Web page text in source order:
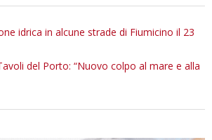
idrica in alcune strade di Fiumicino il 23
del Porto: “Nuovo colpo al mare e alla